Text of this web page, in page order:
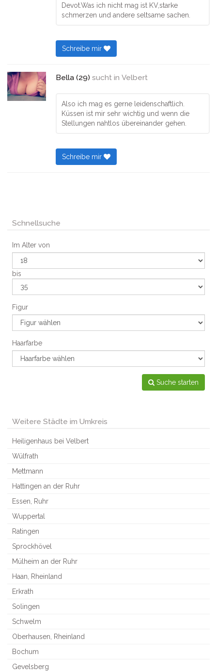
Devot.Was ich nicht mag ist KV,starke
schmerzen und andere seltsame sachen.
Schreibe mir
Bella (29) sucht in Velbert
Also ich mag es gerne leidenschaftlich.
Küssen ist mir sehr wichtig und wenn die
Stellungen nahtlos übereinander gehen.
Schreibe mir
Schnellsuche
Im Alter von
bis
Figur
Haarfarbe
Suche starten
Weitere Städte im Umkreis
Heiligenhaus bei Velbert
Wülfrath
Mettmann
Hattingen an der Ruhr
Essen, Ruhr
Wuppertal
Ratingen
Sprockhövel
Mülheim an der Ruhr
Haan, Rheinland
Erkrath
Solingen
Schwelm
Oberhausen, Rheinland
Bochum
Gevelsberg